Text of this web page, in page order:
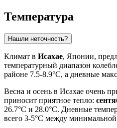
Температура
Нашли неточность?
Климат в Исахае, Японии,
температурный диапазон
районе 7.5-8.9°C, а дневные
Весна и осень в Исахае очень
приносит приятное тепло:
26.7°C и 28.0°C. Дневные
всего 3-5°C между